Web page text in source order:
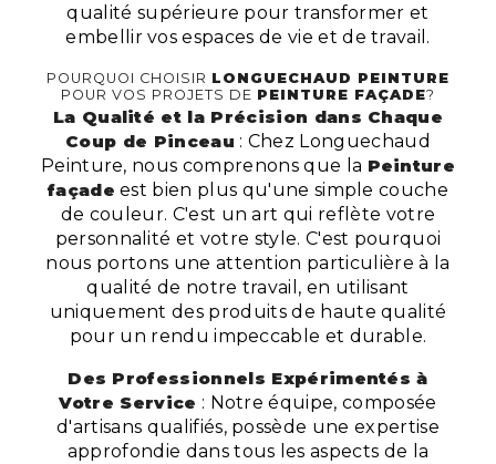
qualité supérieure pour transformer et
embellir vos espaces de vie et de travail.
POURQUOI CHOISIR LONGUECHAUD PEINTURE
POUR VOS PROJETS DE PEINTURE FAÇADE?
La Qualité et la Précision dans Chaque
Coup de Pinceau : Chez Longuechaud
Peinture, nous comprenons que la Peinture
façade est bien plus qu'une simple couche
de couleur. C'est un art qui reflète votre
personnalité et votre style. C'est pourquoi
nous portons une attention particulière à la
qualité de notre travail, en utilisant
uniquement des produits de haute qualité
pour un rendu impeccable et durable.
Des Professionnels Expérimentés à
Votre Service : Notre équipe, composée
d'artisans qualifiés, possède une expertise
approfondie dans tous les aspects de la